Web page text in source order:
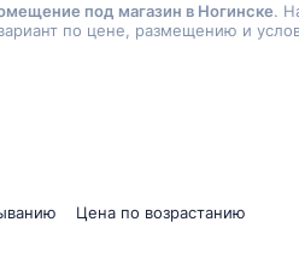
под магазин в Ногинске.
по цене, размещению и
Цена по возрастанию